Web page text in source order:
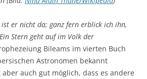
ist er nicht da; ganz fern erblick ich ihn,
Stern geht auf im Volk der
Bileams im vierten Buch
Astronomen bekannt
aber auch gut möglich, dass es andere